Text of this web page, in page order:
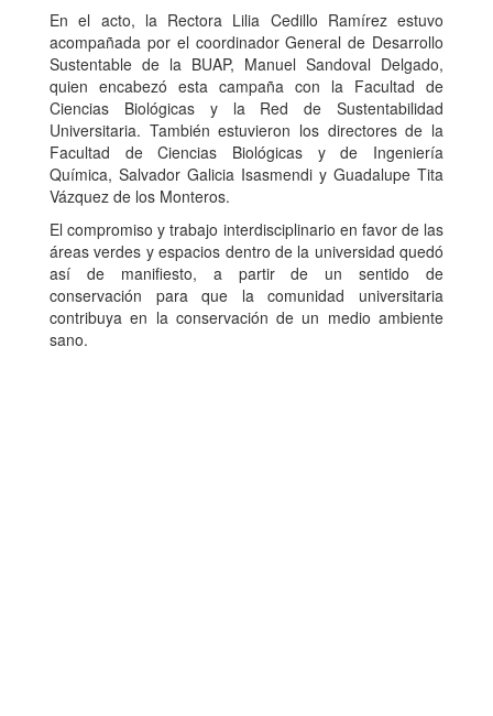
En el acto, la Rectora Lilia Cedillo Ramírez estuvo
acompañada por el coordinador General de Desarrollo
Sustentable de la BUAP, Manuel Sandoval Delgado,
quien encabezó esta campaña con la Facultad de
Ciencias Biológicas y la Red de Sustentabilidad
Universitaria. También estuvieron los directores de la
Facultad de Ciencias Biológicas y de Ingeniería
Química, Salvador Galicia Isasmendi y Guadalupe Tita
Vázquez de los Monteros.
El compromiso y trabajo interdisciplinario en favor de las
áreas verdes y espacios dentro de la universidad quedó
así de manifiesto, a partir de un sentido de
conservación para que la comunidad universitaria
contribuya en la conservación de un medio ambiente
sano.